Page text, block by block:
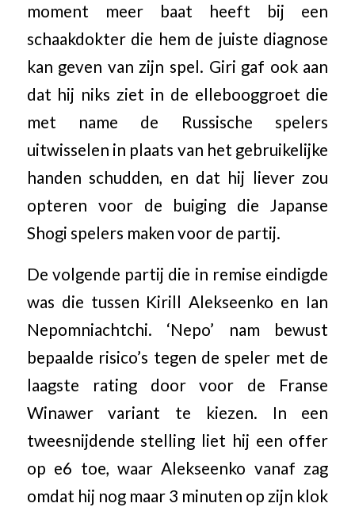
moment meer baat heeft bij een
schaakdokter die hem de juiste diagnose
kan geven van zijn spel. Giri gaf ook aan
dat hij niks ziet in de ellebooggroet die
met name de Russische spelers
uitwisselen in plaats van het gebruikelijke
handen schudden, en dat hij liever zou
opteren voor de buiging die Japanse
Shogi spelers maken voor de partij.
De volgende partij die in remise eindigde
was die tussen Kirill Alekseenko en Ian
Nepomniachtchi. ‘Nepo’ nam bewust
bepaalde risico’s tegen de speler met de
laagste rating door voor de Franse
Winawer variant te kiezen. In een
tweesnijdende stelling liet hij een offer
op e6 toe, waar Alekseenko vanaf zag
omdat hij nog maar 3 minuten op zijn klok